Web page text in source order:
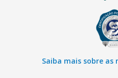
Saiba mais sobre as